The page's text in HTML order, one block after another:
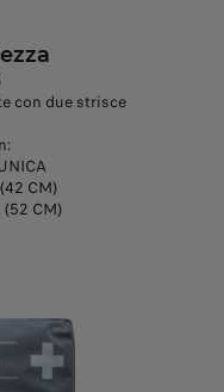
con due strisce
CM)
CM)